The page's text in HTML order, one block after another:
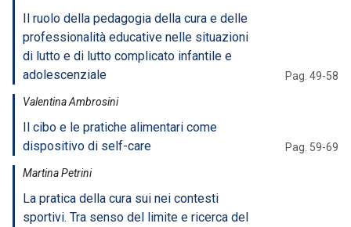
Il ruolo della pedagogia della cura e delle
professionalità educative nelle situazioni
di lutto e di lutto complicato infantile e
adolescenziale
Pag. 49-58
Valentina Ambrosini
Il cibo e le pratiche alimentari come
dispositivo di self-care
Pag. 59-69
Martina Petrini
La pratica della cura sui nei contesti
sportivi. Tra senso del limite e ricerca del